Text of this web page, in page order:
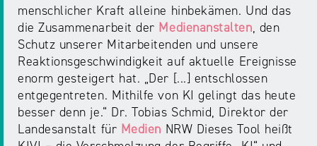
menschlicher Kraft alleine hinbekämen. Und das
die Zusammenarbeit der Medienanstalten, den
Schutz unserer Mitarbeitenden und unsere
Reaktionsgeschwindigkeit auf aktuelle Ereignisse
enorm gesteigert hat. „Der [...] entschlossen
entgegentreten. Mithilfe von KI gelingt das heute
besser denn je.“ Dr. Tobias Schmid, Direktor der
Landesanstalt für Medien NRW Dieses Tool heißt